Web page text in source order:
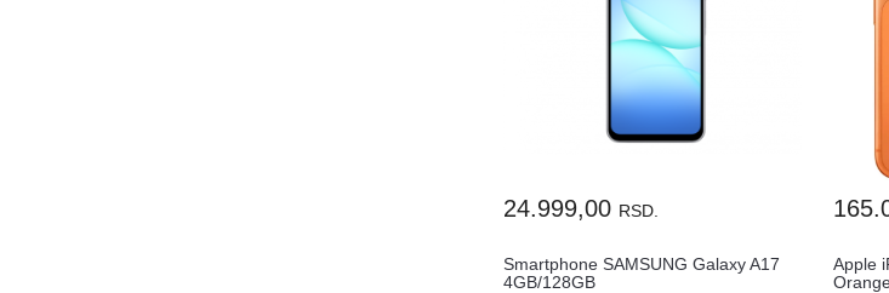
24.999,00 RSD.
Smartphone SAMSUNG Galaxy A17
4GB/128GB
Apple